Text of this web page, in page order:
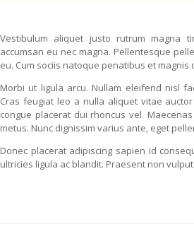
Vestibulum aliquet justo rutrum magna
accumsan eu nec magna. Pellentesque
eu. Cum sociis natoque penatibus et
Morbi ut ligula arcu. Nullam eleifend nisl
Cras feugiat leo a nulla aliquet vitae
congue placerat dui rhoncus vel.
metus. Nunc dignissim varius ante, eget
Donec placerat adipiscing sapien id
ultricies ligula ac blandit. Praesent non